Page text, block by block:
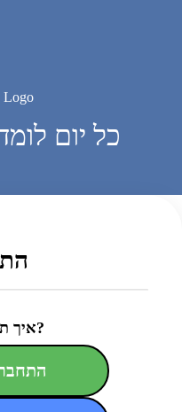
כל יום
איך תרצו להתחבר?